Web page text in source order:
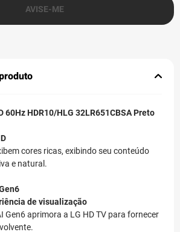
60Hz HDR10/HLG 32LR651CBSA Preto
cores ricas, exibindo seu conteúdo
e natural.
de visualização
Gen6 aprimora a LG HD TV para fornecer